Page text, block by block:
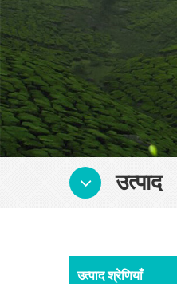
उत्पाद
उत्पाद श्रेणियाँ